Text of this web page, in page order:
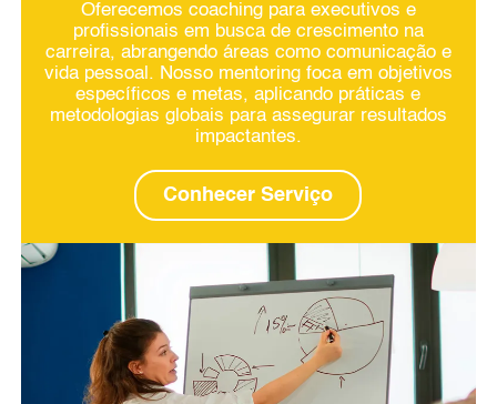
Oferecemos coaching para executivos e
profissionais em busca de crescimento na
carreira, abrangendo áreas como comunicação e
vida pessoal. Nosso mentoring foca em objetivos
específicos e metas, aplicando práticas e
metodologias globais para assegurar resultados
impactantes.
Conhecer Serviço